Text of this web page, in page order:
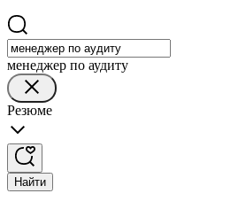
менеджер по аудиту
Резюме
Найти